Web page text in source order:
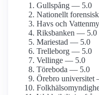
Gullspång — 5.0
Nationellt
Havs och
Riksbanken — 5.0
Mariestad — 5.0
Trelleborg — 5.0
Vellinge — 5.0
Töreboda — 5.0
Örebro